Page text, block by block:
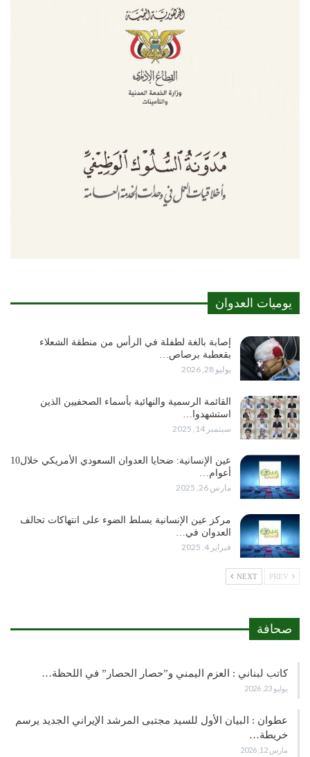
يوميات العدوان
إصابة بالغة لطفلة في الرأس من منطقة الشعلاء
بقعطبة برصاص…
يوليو 28, 2026
القائمة الرسمية والنهائية بأسماء الصحفيين الذين
استشهدوا…
سبتمبر 14, 2025
عين الإنسانية: ضحايا العدوان السعودي الأمريكي خلال10
أعوام…
مارس 26, 2025
مركز عين الإنسانية يسلط الضوء على انتهاكات تحالف
العدوان في…
فبراير 4, 2025
NEXT
صحافة
كاتب لبناني : العزم اليمني و”حصار الحصار” في اللحظة…
يوليو 23, 2026
عطوان : البيان الأول للسيد مجتبى المرشد الإيراني الجديد يرسم
خريطة…
مارس 12, 2026